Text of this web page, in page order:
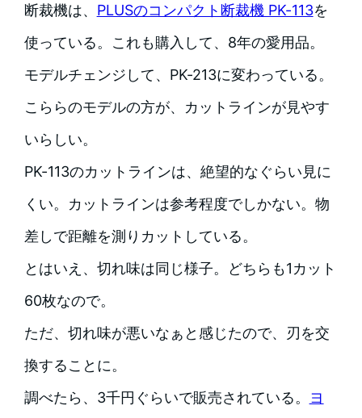
断裁機は、 PLUSのコンパクト断裁機 PK-113を
使っている。これも購入して、8年の愛用品。
モデルチェンジして、PK-213に変わっている。
こららのモデルの方が、カットラインが見やす
いらしい。
PK-113のカットラインは、絶望的なぐらい見に
くい。カットラインは参考程度でしかない。物
差しで距離を測りカットしている。
とはいえ、切れ味は同じ様子。どちらも1カット
60枚なので。
ただ、切れ味が悪いなぁと感じたので、刃を交
換することに。
調べたら、3千円ぐらいで販売されている。
ヨ